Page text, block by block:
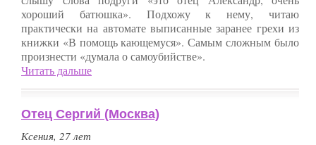
хороший батюшка». Подхожу к нему, читаю
практически на автомате выписанные заранее грехи из
книжки «В помощь кающемуся». Самым сложным было
произнести «думала о самоубийстве».
Читать дальше
Отец Сергий (Москва)
Ксения, 27 лет